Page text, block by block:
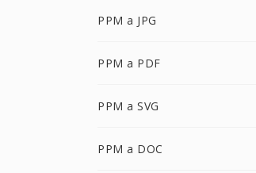
PPM a JPG
PPM a PDF
PPM a SVG
PPM a DOC